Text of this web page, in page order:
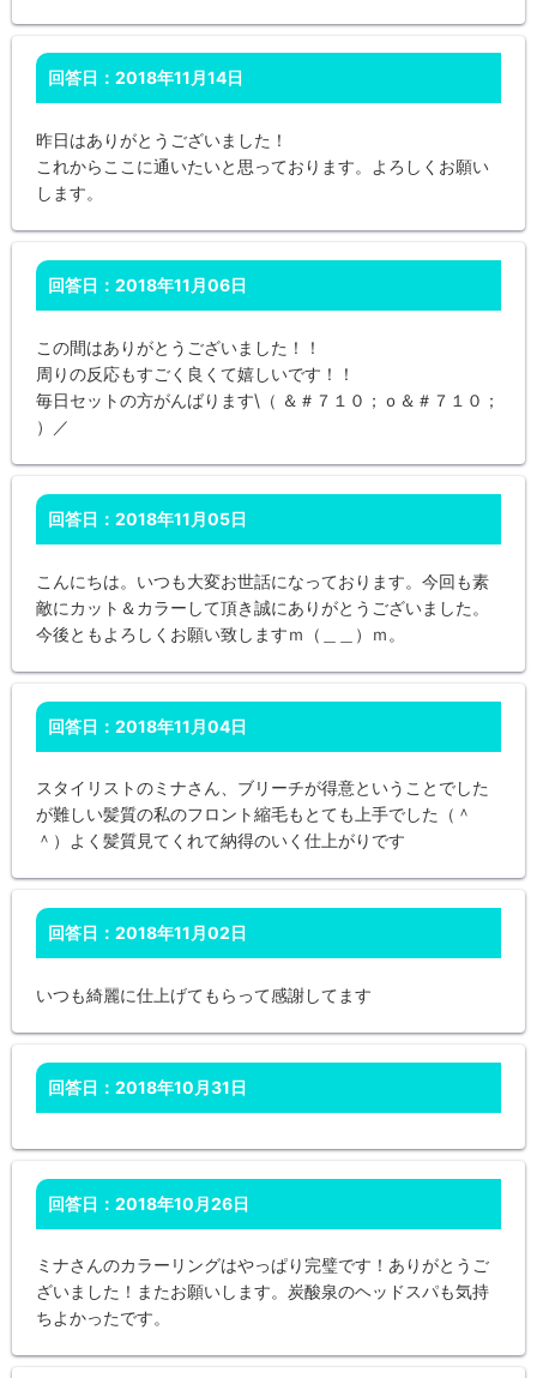
回答日：2018年11月14日
昨日はありがとうございました！
これからここに通いたいと思っております。よろしくお願い
します。
回答日：2018年11月06日
この間はありがとうございました！！
周りの反応もすごく良くて嬉しいです！！
毎日セットの方がんばります\（ ＆＃７１０；ｏ＆＃７１０；
）／
回答日：2018年11月05日
こんにちは。いつも大変お世話になっております。今回も素
敵にカット＆カラーして頂き誠にありがとうございました。
今後ともよろしくお願い致しますｍ（＿＿）ｍ。
回答日：2018年11月04日
スタイリストのミナさん、ブリーチが得意ということでした
が難しい髪質の私のフロント縮毛もとても上手でした（＾
＾）よく髪質見てくれて納得のいく仕上がりです
回答日：2018年11月02日
いつも綺麗に仕上げてもらって感謝してます
回答日：2018年10月31日
回答日：2018年10月26日
ミナさんのカラーリングはやっぱり完璧です！ありがとうご
ざいました！またお願いします。炭酸泉のヘッドスパも気持
ちよかったです。